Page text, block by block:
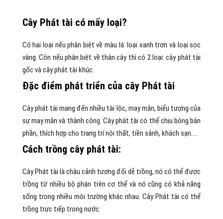
Cây Phát tài có mấy loại?
Có hai loại nếu phân biệt về màu lá: loại xanh trơn và loại sọc
vàng. Còn nếu phân biệt về thân cây thì có 2 loại: cây phát tài
gốc và cây phát tài khúc.
Đặc điểm phát triển của cây Phát tài
Cây phát tài mang đến nhiều tài lộc, may mắn, biểu tượng của
sự may mắn và thành công. Cây phát tài có thể chịu bóng bán
phần, thích hợp cho trang trí nội thất, tiền sảnh, khách sạn….
Cách trồng cây phát tài:
Cây Phát tài là chậu cảnh tương đối dễ trồng, nó có thể được
trồng từ nhiều bộ phận trên cơ thể và nó cũng có khả năng
sống trong nhiều môi trường khác nhau. Cây Phát tài có thể
trồng trực tiếp trong nước.